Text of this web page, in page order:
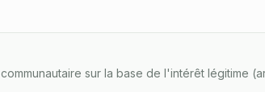
sur la base de l'intérêt légitime